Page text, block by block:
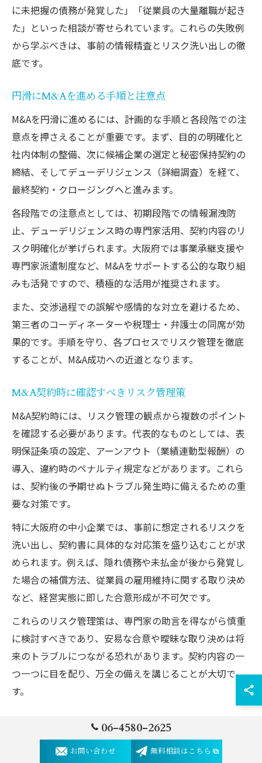
に未把握の債務が発覚した」「従業員の大量離職が起き
た」といった相談が寄せられています。これらの失敗例
から学ぶべきは、事前の情報精査とリスク洗い出しの徹
底です。
円滑にM&Aを進める手順と注意点
M&Aを円滑に進めるには、計画的な手順と各段階での注
意点を押さえることが重要です。まず、目的の明確化と
社内体制の整備、次に候補企業の選定と秘密保持契約の
締結、そしてデューデリジェンス（詳細調査）を経て、
最終契約・クロージングへと進みます。
各段階での注意点としては、初期段階での情報漏洩防
止、デューデリジェンス時の専門家活用、契約内容のリ
スク明確化が挙げられます。大阪府では事業承継支援や
専門家派遣制度など、M&Aをサポートする公的な取り組
みも活発ですので、積極的な活用が推奨されます。
また、交渉過程での誤解や感情的な対立を避けるため、
第三者のコーディネーターや税理士・弁護士の同席が効
果的です。手順を守り、各プロセスでリスク管理を徹底
することが、M&A成功への近道となります。
M&A契約時に確認すべきリスク管理策
M&A契約時には、リスク管理の観点から複数のポイント
を確認する必要があります。代表的なものとしては、表
明保証条項の設定、アーンアウト（業績連動型報酬）の
導入、違約時のペナルティ規定などがあります。これら
は、契約後の予期せぬトラブル発生時に備えるための重
要な対策です。
特に大阪府の中小企業では、事前に想定されるリスクを
洗い出し、契約書に具体的な対応策を盛り込むことが求
められます。例えば、隠れ債務や未払金が後から発覚し
た場合の補償方法、従業員の雇用維持に関する取り決め
など、経営実態に即した合意形成が不可欠です。
これらのリスク管理策は、専門家の助言を得ながら慎重
に検討すべきであり、安易な合意や曖昧な取り決めは将
来のトラブルにつながる恐れがあります。契約内容の一
つ一つに目を配り、万全の備えを講じることが大切で
す。
トラブルを防ぐためのM&A事前準備法
M&Aにおけるトラブルを未然に防ぐためには、事前準備
06-4580-2625
お問い合わせ 無料相談はこちら